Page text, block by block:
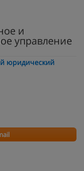
и
управление
юридический